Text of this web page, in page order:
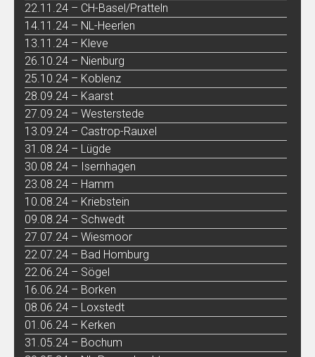
22.11.24 – CH-Basel/Pratteln
14.11.24 – NL-Heerlen
13.11.24 – Kleve
26.10.24 – Nienburg
25.10.24 – Koblenz
28.09.24 – Kaarst
27.09.24 – Westerstede
13.09.24 – Castrop-Rauxel
31.08.24 – Lügde
30.08.24 – Isernhagen
23.08.24 – Hamm
10.08.24 – Kriebstein
09.08.24 – Schwedt
27.07.24 – Wiesmoor
22.07.24 – Bad Homburg
22.06.24 – Sögel
16.06.24 – Borken
08.06.24 – Loxstedt
01.06.24 – Kerken
31.05.24 – Bochum